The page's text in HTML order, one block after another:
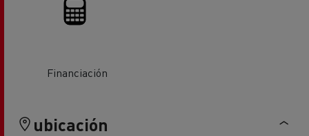
Financiación
ubicación